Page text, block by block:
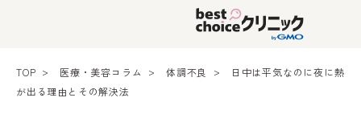
TOP 医療・美容コラム 体調不良
日中は平気なのに夜に熱
が出る理由とその解決法